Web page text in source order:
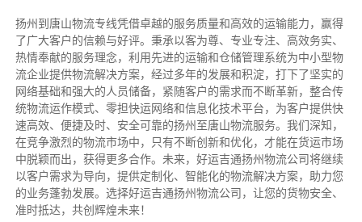
扬州到唐山物流专线凭借卓越的服务质量和高效的运输能力，赢得
了广大客户的信赖与好评。 秉承以客为尊、专业专注、高效务实、
热情奉献的服务理念，利用先进的运输和仓储管理系统为中小型物
流企业提供物流解决方案，经过多年的发展和积淀，打下了坚实的
网络基础和强大的人员储备，紧随客户的需求而不断革新，整合传
统物流运作模式、零担快运网络和信息化技术平台，为客户提供快
速高效、便捷及时、安全可靠的扬州至唐山物流服务。 我们深知，
在竞争激烈的物流市场中，只有不断创新和优化，才能在货运市场
中脱颖而出，获得更多合作。 未来，好运吉通扬州物流公司将继续
以客户需求为导向，提供定制化、智能化的物流解决方案，助力您
的业务蓬勃发展。选择好运吉通扬州物流公司，让您的货物安全、
准时抵达，共创辉煌未来！